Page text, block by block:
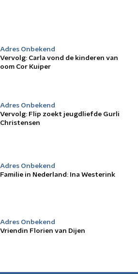
Adres Onbekend
Vervolg: Carla vond de kinderen van
oom Cor Kuiper
Adres Onbekend
Vervolg: Flip zoekt jeugdliefde Gurli
Christensen
Adres Onbekend
Familie in Nederland: Ina Westerink
Adres Onbekend
Vriendin Florien van Dijen